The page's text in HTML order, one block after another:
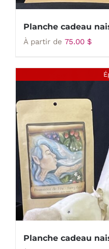
Planche cadeau
À partir de 75.00 $
Planche cadeau